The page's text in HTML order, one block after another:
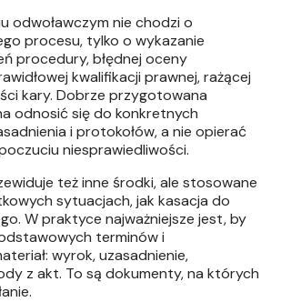
odwoławczym nie chodzi o
procesu, tylko o wykazanie
procedury, błędnej oceny
kwalifikacji prawnej, rażącej
kary. Dobrze przygotowana
odnosić się do konkretnych
i protokołów, a nie opierać
niesprawiedliwości.
też inne środki, ale stosowane
sytuacjach, jak kasacja do
W praktyce najważniejsze jest, by
terminów i
wyrok, uzasadnienie,
z akt. To są dokumenty, na których